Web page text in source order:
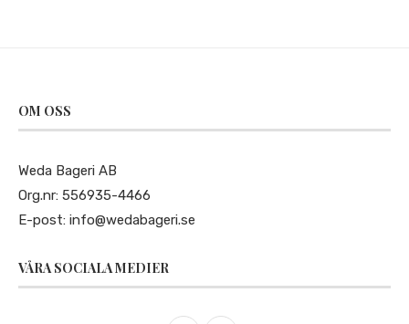
OM OSS
Weda Bageri AB
Org.nr: 556935-4466
E-post: info@wedabageri.se
VÅRA SOCIALA MEDIER